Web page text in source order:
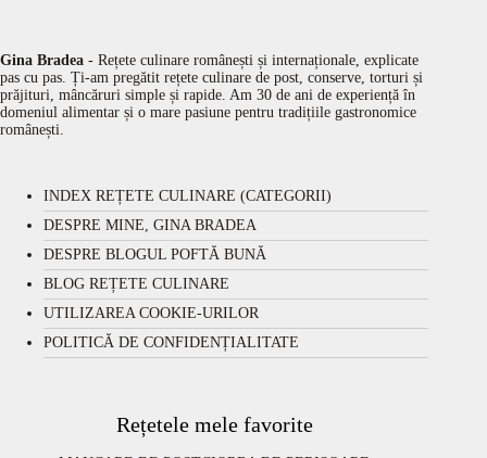
Gina Bradea - Rețete culinare românești și internaționale, explicate
pas cu pas. Ți-am pregătit rețete culinare de post, conserve, torturi și
prăjituri, mâncăruri simple și rapide. Am 30 de ani de experiență în
domeniul alimentar și o mare pasiune pentru tradițiile gastronomice
românești.
INDEX REȚETE CULINARE (CATEGORII)
DESPRE MINE, GINA BRADEA
DESPRE BLOGUL POFTĂ BUNĂ
BLOG REȚETE CULINARE
UTILIZAREA COOKIE-URILOR
POLITICĂ DE CONFIDENȚIALITATE
Rețetele mele favorite